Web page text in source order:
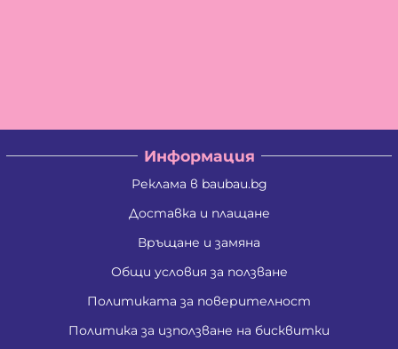
Информация
Реклама в baubau.bg
Доставка и плащане
Връщане и замяна
Общи условия за ползване
Политиката за поверителност
Политика за използване на бисквитки